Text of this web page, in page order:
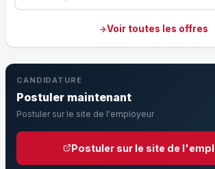
Voir toutes les offres
CANDIDATURE
Postuler maintenant
Postuler sur le site de l'employeur
Postuler sur le site de